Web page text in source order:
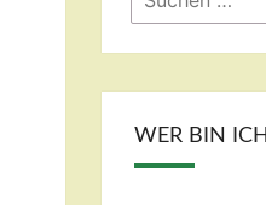
nach:
WER BIN